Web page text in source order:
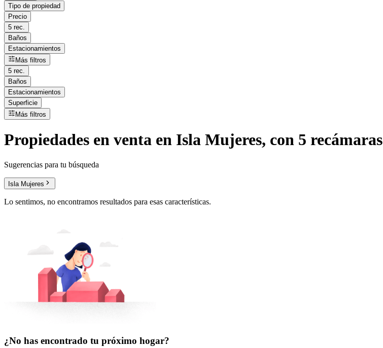
Tipo de propiedad
Precio
5 rec.
Baños
Estacionamientos
Más filtros
5 rec.
Baños
Estacionamientos
Superficie
Más filtros
Propiedades en venta en Isla Mujeres, con 5 recámaras
Sugerencias para tu búsqueda
Isla Mujeres
Lo sentimos, no encontramos resultados para esas características.
¿No has encontrado tu próximo hogar?